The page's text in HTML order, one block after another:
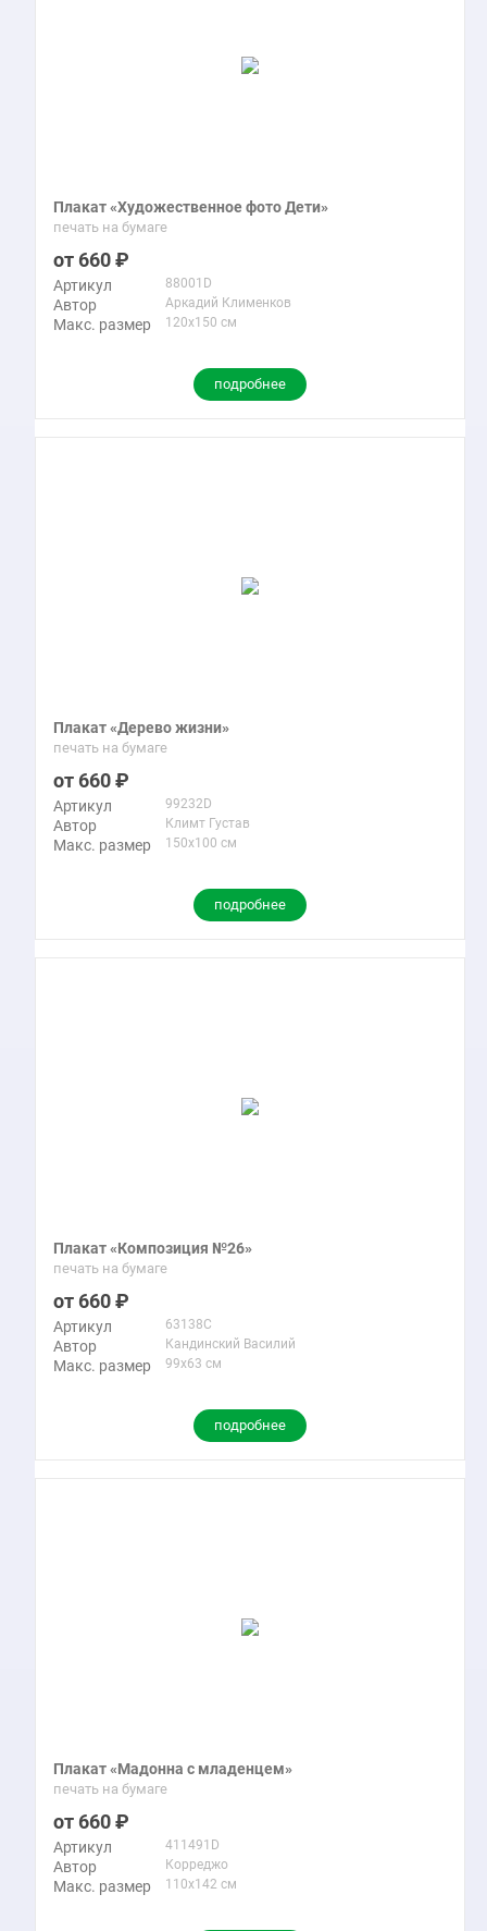
Плакат «Художественное фото Дети»
печать на бумаге
660
Артикул 88001D
Автор Аркадий Клименков
Макс. размер 120x150 см
подробнее
Плакат «Дерево жизни»
печать на бумаге
660
Артикул 99232D
Автор Климт Густав
Макс. размер 150x100 см
подробнее
Плакат «Композиция №26»
печать на бумаге
660
Артикул 63138C
Автор Кандинский Василий
Макс. размер 99x63 см
подробнее
Плакат «Мадонна с младенцем»
печать на бумаге
660
Артикул 411491D
Автор Корреджо
Макс. размер 110x142 см